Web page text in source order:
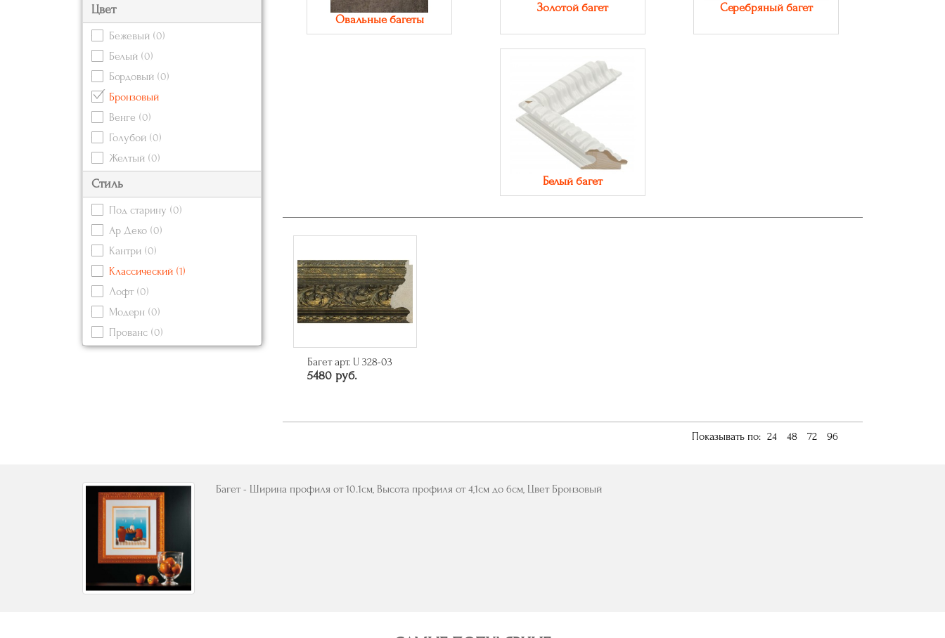
Цвет
Бежевый (0)
Белый (0)
Бордовый (0)
Бронзовый
Венге (0)
Голубой (0)
Желтый (0)
Золотой (0)
Коричневый
Красный
Кремовый
Розовый
Серебряный
Серый
Стиль
Под старину (0)
Ар Деко (0)
Кантри (0)
Классический (1)
Лофт (0)
Модерн (0)
Прованс (0)
Современный (0)
Овальные багеты
Золотой багет Серебряный багет
Белый багет
Багет арт. U 328-03
5480 руб.
Показывать по: 24 48 72 96
Багет - Ширина профиля от 10.1см, Высота профиля от 4,1см до 6см, Цвет Бронзовый